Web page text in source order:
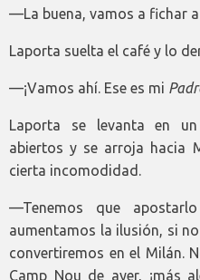
—La buena, vamos a fichar
Laporta suelta el café y lo
—¡Vamos ahí. Ese es mi
Laporta se levanta en
abiertos y se arroja hacia
cierta incomodidad.
—Tenemos que
aumentamos la ilusión, si
convertiremos en el Milán.
Camp Nou de ayer, ¡más